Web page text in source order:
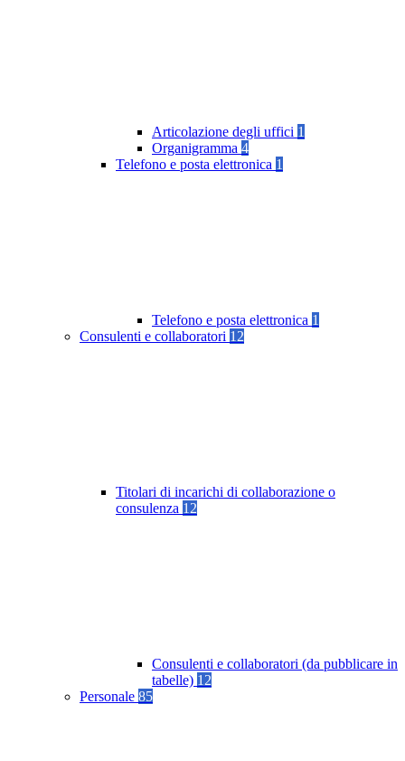
Articolazione degli uffici 1
Organigramma 4
Telefono e posta elettronica 1
Telefono e posta elettronica 1
Consulenti e collaboratori 12
Titolari di incarichi di collaborazione o
consulenza 12
Consulenti e collaboratori (da pubblicare in
tabelle) 12
Personale 85